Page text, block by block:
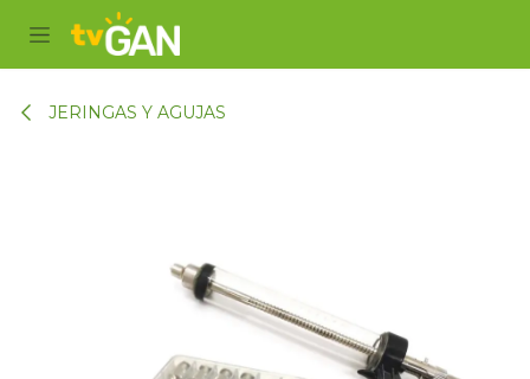
JERINGAS Y AGUJAS